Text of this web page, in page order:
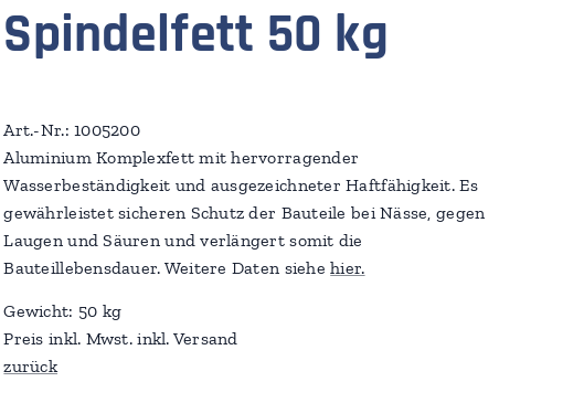
Spindelfett 50 kg
Art.-Nr.: 1005200
Aluminium Komplexfett mit hervorragender
Wasserbeständigkeit und ausgezeichneter Haftfähigkeit. Es
gewährleistet sicheren Schutz der Bauteile bei Nässe, gegen
Laugen und Säuren und verlängert somit die
Bauteillebensdauer. Weitere Daten siehehier.
Gewicht: 50 kg
Preis inkl. Mwst. inkl. Versand
zurück